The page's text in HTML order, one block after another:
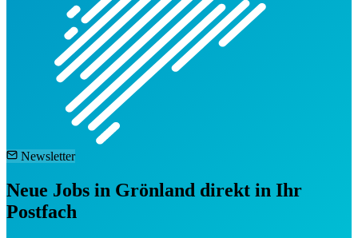
Newsletter
Neue Jobs in Grönland direkt in Ihr
Postfach